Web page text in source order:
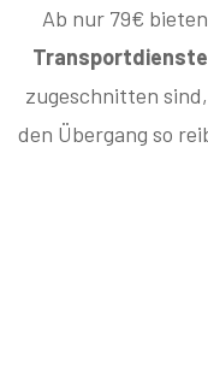
Ab nur 79€
zugeschnitten
den Übergang so